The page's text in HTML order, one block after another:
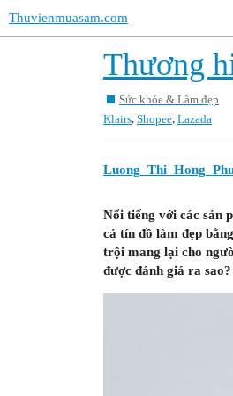
Thuvienmuasam.com
Thương
Sức khỏe & Làm đẹp
Klairs Shopee Lazada
Nổi tiếng với các sản
cả tín đồ làm đẹp
trội mang lại cho
được đánh giá ra